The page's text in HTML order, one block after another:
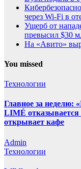
через Wi-Fi в
Ущерб от
превысил $30
На «Авито»
You missed
Технологии
Главное за неделю:
LIMÉ отказывается
открывает кафе
Admin
Технологии